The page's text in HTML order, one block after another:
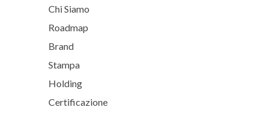
Chi Siamo
Roadmap
Brand
Stampa
Holding
Certificazione